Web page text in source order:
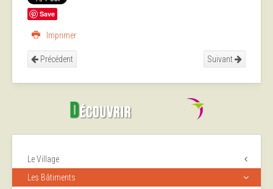
Save
Imprimer
Précédent Suivant
Le Village
Les Bâtiments